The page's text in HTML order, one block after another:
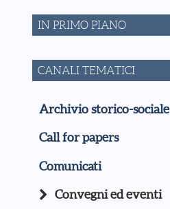
IN PRIMO PIANO
CANALI TEMATICI
Archivio storico-sociale
Call for papers
Comunicati
Convegni ed eventi